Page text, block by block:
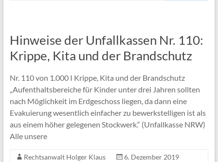
Hinweise der Unfallkassen Nr. 110:
Krippe, Kita und der Brandschutz
Nr. 110 von 1.000 I Krippe, Kita und der Brandschutz
„Aufenthaltsbereiche für Kinder unter drei Jahren sollten
nach Möglichkeit im Erdgeschoss liegen, da dann eine
Evakuierung wesentlich einfacher zu bewerkstelligen ist als
aus einem höher gelegenen Stockwerk.“ (Unfallkasse NRW)
Alle unsere
Rechtsanwalt Holger Klaus
6. Dezember 2019